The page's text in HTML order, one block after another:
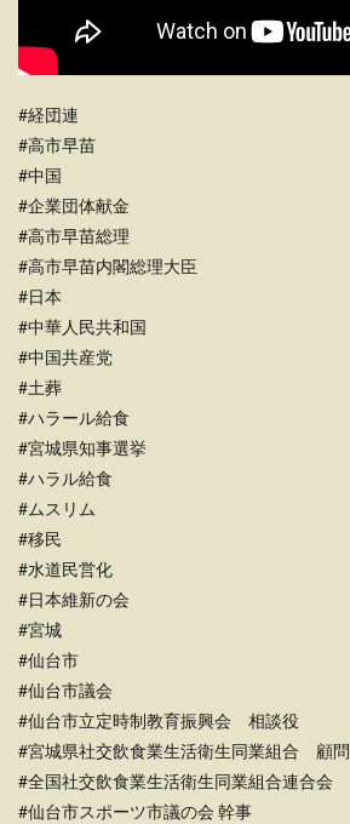
#経団連
#高市早苗
#中国
#企業団体献金
#高市早苗総理
#高市早苗内閣総理大臣
#日本
#中華人民共和国
#中国共産党
#土葬
#ハラール給食
#宮城県知事選挙
#ハラル給食
#ムスリム
#移民
#水道民営化
#日本維新の会
#宮城
#仙台市
#仙台市議会
#仙台市立定時制教育振興会 相談役
#宮城県社交飲食業生活衛生同業組合 顧問
#全国社交飲食業生活衛生同業組合連合会
#仙台市スポーツ市議の会 幹事